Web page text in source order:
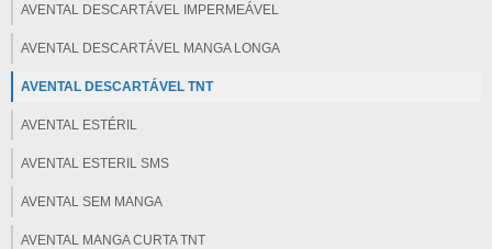
AVENTAL DESCARTÁVEL IMPERMEÁVEL
AVENTAL DESCARTÁVEL MANGA LONGA
AVENTAL DESCARTÁVEL TNT
AVENTAL ESTÉRIL
AVENTAL ESTERIL SMS
AVENTAL SEM MANGA
AVENTAL MANGA CURTA TNT